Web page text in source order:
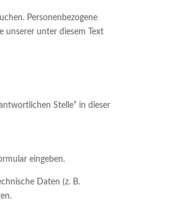
Personenbezogene
unserer unter diesem Text
Stelle“ in dieser
eingeben.
Daten (z. B.